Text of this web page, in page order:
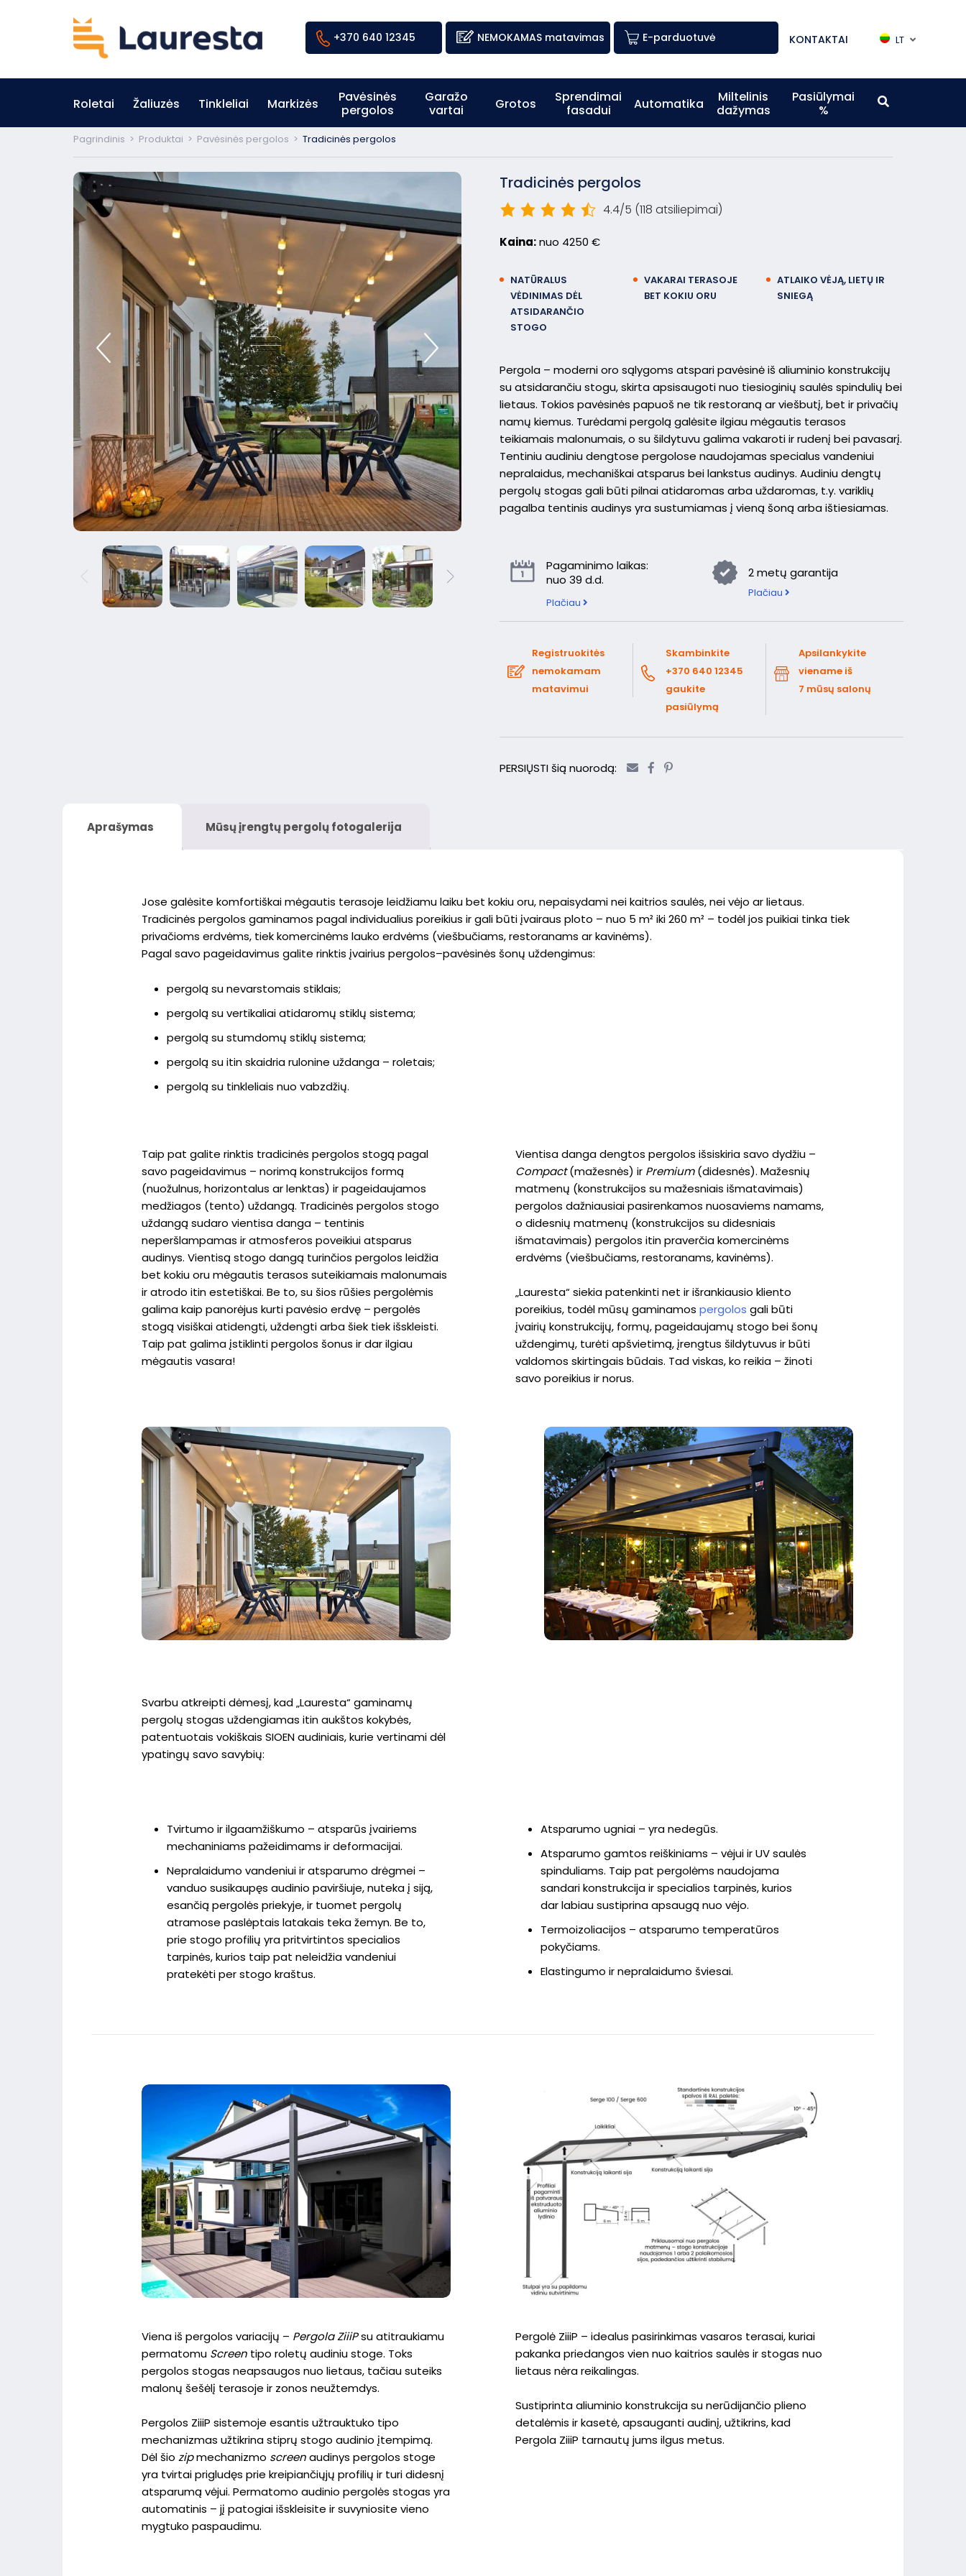
+370 640 12345 NEMOKAMAS matavimas E-parduotuvė KONTAKTAI LT
Roletai Žaliuzės Tinkleliai Markizės
Pavėsinės
pergolos
Garažo
vartai
Grotos
Sprendimai
fasadui
Automatika
Miltelinis
dažymas
Pasiūlymai
%
Pagrindinis > Produktai > Pavėsinės pergolos > Tradicinės pergolos
Tradicinės pergolos
4.4/5 (118 atsiliepimai)
Kaina:nuo 4250 €
NATŪRALUS
VĖDINIMAS DĖL
ATSIDARANČIO
STOGO
VAKARAI TERASOJE
BET KOKIU ORU
ATLAIKO VĖJĄ, LIETŲ IR
SNIEGĄ
Pergola – moderni oro sąlygoms atspari pavėsinė iš aliuminio konstrukcijų
su atsidarančiu stogu, skirta apsisaugoti nuo tiesioginių saulės spindulių bei
lietaus. Tokios pavėsinės papuoš ne tik restoraną ar viešbutį, bet ir privačių
namų kiemus. Turėdami pergolą galėsite ilgiau mėgautis terasos
teikiamais malonumais, o su šildytuvu galima vakaroti ir rudenį bei pavasarį.
Tentiniu audiniu dengtose pergolose naudojamas specialus vandeniui
nepralaidus, mechaniškai atsparus bei lankstus audinys. Audiniu dengtų
pergolų stogas gali būti pilnai atidaromas arba uždaromas, t.y. variklių
pagalba tentinis audinys yra sustumiamas į vieną šoną arba ištiesiamas.
Pagaminimo laikas:
nuo 39 d.d.
Plačiau
2 metų garantija
Plačiau
Registruokitės
nemokamam
matavimui
Skambinkite
+370 640 12345
gaukite
pasiūlymą
Apsilankykite
viename iš
7 mūsų salonų
PERSIŲSTI šią nuorodą:
Aprašymas Mūsų įrengtų pergolų fotogalerija
Jose galėsite komfortiškai mėgautis terasoje leidžiamu laiku bet kokiu oru, nepaisydami nei kaitrios saulės, nei vėjo ar lietaus.
Tradicinės pergolos gaminamos pagal individualius poreikius ir gali būti įvairaus ploto – nuo 5 m² iki 260 m² – todėl jos puikiai tinka tiek
privačioms erdvėms, tiek komercinėms lauko erdvėms (viešbučiams, restoranams ar kavinėms).
Pagal savo pageidavimus galite rinktis įvairius pergolos–pavėsinės šonų uždengimus:
pergolą su nevarstomais stiklais;
pergolą su vertikaliai atidaromų stiklų sistema;
pergolą su stumdomų stiklų sistema;
pergolą su itin skaidria rulonine uždanga – roletais;
pergolą su tinkleliais nuo vabzdžių.
Taip pat galite rinktis tradicinės pergolos stogą pagal
savo pageidavimus – norimą konstrukcijos formą
(nuožulnus, horizontalus ar lenktas) ir pageidaujamos
medžiagos (tento) uždangą. Tradicinės pergolos stogo
uždangą sudaro vientisa danga – tentinis
neperšlampamas ir atmosferos poveikiui atsparus
audinys. Vientisą stogo dangą turinčios pergolos leidžia
bet kokiu oru mėgautis terasos suteikiamais malonumais
ir atrodo itin estetiškai. Be to, su šios rūšies pergolėmis
galima kaip panorėjus kurti pavėsio erdvę – pergolės
stogą visiškai atidengti, uždengti arba šiek tiek išskleisti.
Taip pat galima įstiklinti pergolos šonus ir dar ilgiau
mėgautis vasara!
Vientisa danga dengtos pergolos išsiskiria savo dydžiu –
Compact(mažesnės) ir Premium(didesnės). Mažesnių
matmenų (konstrukcijos su mažesniais išmatavimais)
pergolos dažniausiai pasirenkamos nuosaviems namams,
o didesnių matmenų (konstrukcijos su didesniais
išmatavimais) pergolos itin praverčia komercinėms
erdvėms (viešbučiams, restoranams, kavinėms).
„Lauresta“ siekia patenkinti net ir išrankiausio kliento
poreikius, todėl mūsų gaminamos pergolos gali būti
įvairių konstrukcijų, formų, pageidaujamų stogo bei šonų
uždengimų, turėti apšvietimą, įrengtus šildytuvus ir būti
valdomos skirtingais būdais. Tad viskas, ko reikia – žinoti
savo poreikius ir norus.
Svarbu atkreipti dėmesį, kad „Lauresta“ gaminamų
pergolų stogas uždengiamas itin aukštos kokybės,
patentuotais vokiškais SIOEN audiniais, kurie vertinami dėl
ypatingų savo savybių:
Tvirtumo ir ilgaamžiškumo – atsparūs įvairiems
mechaniniams pažeidimams ir deformacijai.
Nepralaidumo vandeniui ir atsparumo drėgmei –
vanduo susikaupęs audinio paviršiuje, nuteka į siją,
esančią pergolės priekyje, ir tuomet pergolų
atramose paslėptais latakais teka žemyn. Be to,
prie stogo profilių yra pritvirtintos specialios
tarpinės, kurios taip pat neleidžia vandeniui
pratekėti per stogo kraštus.
Atsparumo ugniai – yra nedegūs.
Atsparumo gamtos reiškiniams – vėjui ir UV saulės
spinduliams. Taip pat pergolėms naudojama
sandari konstrukcija ir specialios tarpinės, kurios
dar labiau sustiprina apsaugą nuo vėjo.
Termoizoliacijos – atsparumo temperatūros
pokyčiams.
Elastingumo ir nepralaidumo šviesai.
Viena iš pergolos variacijų – Pergola ZiiiPsu atitraukiamu
permatomu Screen tipo roletų audiniu stoge. Toks
pergolos stogas neapsaugos nuo lietaus, tačiau suteiks
malonų šešėlį terasoje ir zonos neužtemdys.
Pergolos ZiiiP sistemoje esantis užtrauktuko tipo
mechanizmas užtikrina stiprų stogo audinio įtempimą.
Dėl šio zipmechanizmo screenaudinys pergolos stoge
yra tvirtai prigludęs prie kreipiančiųjų profilių ir turi didesnį
atsparumą vėjui. Permatomo audinio pergolės stogas yra
automatinis – jį patogiai išskleisite ir suvyniosite vieno
mygtuko paspaudimu.
Pergolė ZiiiP – idealus pasirinkimas vasaros terasai, kuriai
pakanka priedangos vien nuo kaitrios saulės ir stogas nuo
lietaus nėra reikalingas.
Sustiprinta aliuminio konstrukcija su nerūdijančio plieno
detalėmis ir kasetė, apsauganti audinį, užtikrins, kad
Pergola ZiiiP tarnautų jums ilgus metus.